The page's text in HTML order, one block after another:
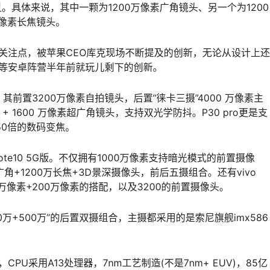
具体来说，其中一颗为1200万像素广角镜头、另一个为1200
长焦镜头。
注点，被苹果CEO库克现场不断提及的创新，无论从设计上还
卓阵营半年前就玩儿剩下的创新。
前置3200万像素自拍镜头，后置“徕卡三摄”4000 万像素主
1600 万像素超广角镜头，支持双光学防抖。P30 pro更是支
的数码变焦。
5G版。不仅拥有1000万像素支持暗光模式的前置摄像
+1200万长焦+3D景深摄像头，前后五摄组合。还有vivo
素+200万像素的搭配，以及3200的前置摄像头。
+500万”的后置双摄组合，主摄都采用的是索尼旗舰imx586
CPU采用A13处理器，7nm工艺制造(不是7nm+ EUV)，85亿